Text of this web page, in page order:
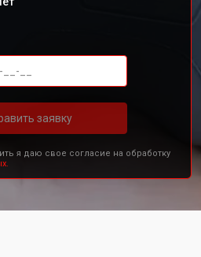
заявку
я даю свое согласие на обработку